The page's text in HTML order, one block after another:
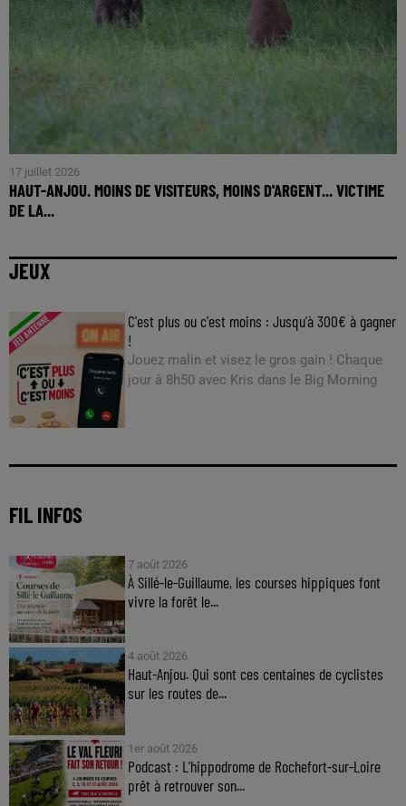
17 juillet 2026
HAUT-ANJOU. MOINS DE VISITEURS, MOINS D'ARGENT... VICTIME
DE LA...
JEUX
C'est plus ou c'est moins : Jusqu'à 300€ à gagner
!
Jouez malin et visez le gros gain ! Chaque
jour à 8h50 avec Kris dans le Big Morning
FIL INFOS
7 août 2026
À Sillé-le-Guillaume, les courses hippiques font
vivre la forêt le...
4 août 2026
Haut-Anjou. Qui sont ces centaines de cyclistes
sur les routes de...
1er août 2026
Podcast : L’hippodrome de Rochefort-sur-Loire
prêt à retrouver son...